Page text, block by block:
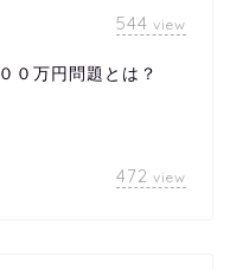
544 view
０万円問題とは？
472 view